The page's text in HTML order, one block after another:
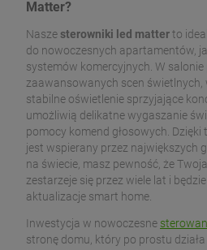
Matter?
Nasze sterowniki led matterto
do nowoczesnych apartamentów,
systemów komercyjnych. W
zaawansowanych scen świetlnych,
stabilne oświetlenie sprzyjające
umożliwią delikatne wygaszanie
pomocy komend głosowych. Dzięki
jest wspierany przez największych
na świecie, masz pewność, że
zestarzeje się przez wiele lat i
aktualizacje smart home.
Inwestycja w nowoczesne
stronę domu, który po prostu